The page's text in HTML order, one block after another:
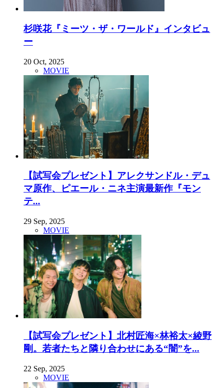
杉咲花『ミーツ・ザ・ワールド』インタビュ
ー
20 Oct, 2025
MOVIE
【試写会プレゼント】アレクサンドル・デュ
マ原作、ピエール・ニネ主演最新作『モン
テ...
29 Sep, 2025
MOVIE
【試写会プレゼント】北村匠海×林裕太×綾野
剛。若者たちと隣り合わせにある“闇”を...
22 Sep, 2025
MOVIE